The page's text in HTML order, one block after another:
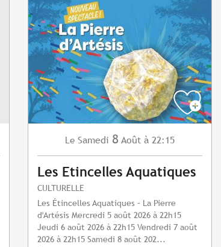
Le Samedi 8 Août à 22:15
Les Etincelles Aquatiques
CULTURELLE
Les Étincelles Aquatiques – La Pierre
d'Artésis Mercredi 5 août 2026 à 22h15
Jeudi 6 août 2026 à 22h15 Vendredi 7 août
2026 à 22h15 Samedi 8 août 202...